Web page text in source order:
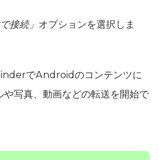
接続」 オプションを選択しま
でAndroidのコンテンツに
や写真、動画などの転送を開始で